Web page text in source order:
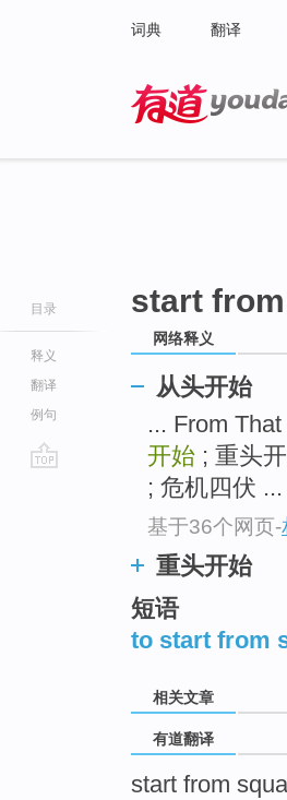
词典 翻译
目录
释义
翻译
例句
start
网络释义
从头开始
... From
开始 ; 重头
; 危机四伏 ...
基于36个网页-
重头开始
短语
to start from
相关文章
有道翻译
start from